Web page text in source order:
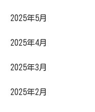
2025年5月
2025年4月
2025年3月
2025年2月